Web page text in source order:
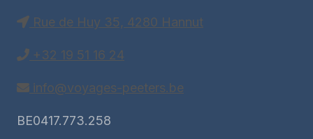
Rue de Huy 35, 4280 Hannut
+32 19 51 16 24
info@voyages-peeters.be
BE0417.773.258